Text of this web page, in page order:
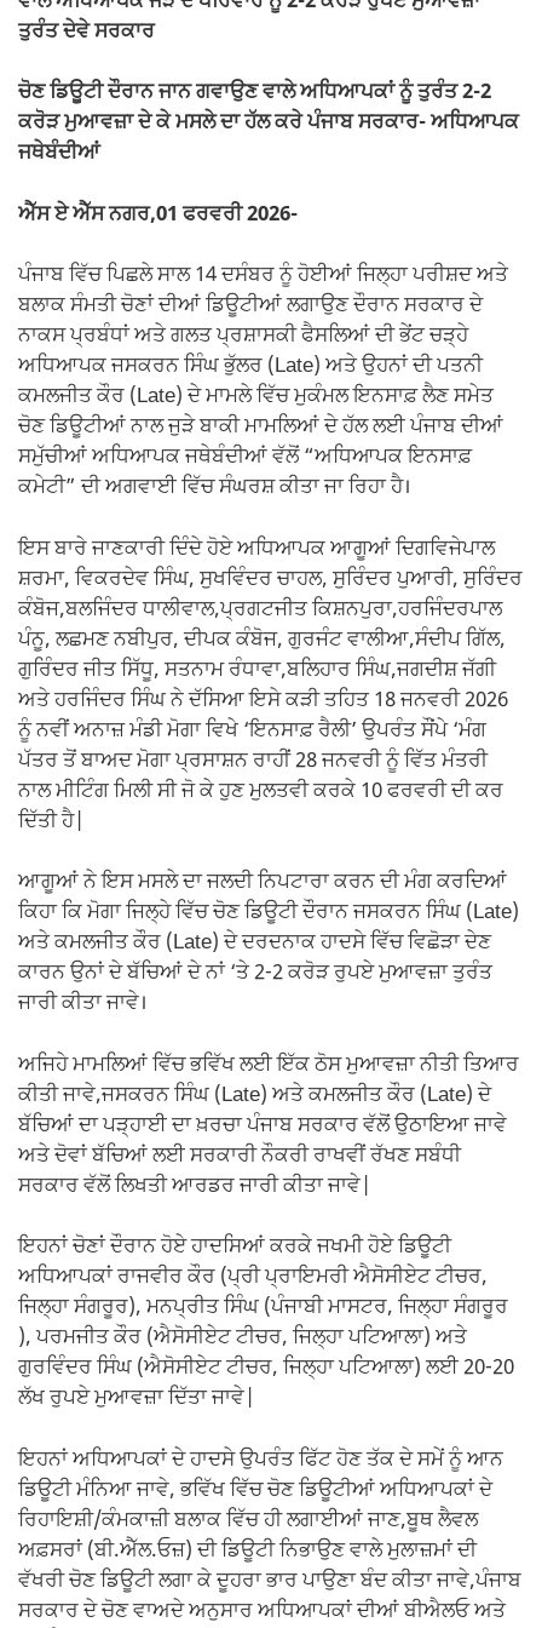
o
o
k
p
p k
ਤੁਰੰਤ ਦੇਵੇ ਸਰਕਾਰ
ਚੋਣ ਡਿਊਟੀ ਦੌਰਾਨ ਜਾਨ ਗਵਾਉਣ ਵਾਲੇ ਅਧਿਆਪਕਾਂ ਨੂੰ ਤੁਰੰਤ 2-2
ਕਰੋੜ ਮੁਆਵਜ਼ਾ ਦੇ ਕੇ ਮਸਲੇ ਦਾ ਹੱਲ ਕਰੇ ਪੰਜਾਬ ਸਰਕਾਰ- ਅਧਿਆਪਕ
ਜਥੇਬੰਦੀਆਂ
ਐੱਸ ਏ ਐੱਸ ਨਗਰ,01 ਫਰਵਰੀ 2026-
ਪੰਜਾਬ ਵਿੱਚ ਪਿਛਲੇ ਸਾਲ 14 ਦਸੰਬਰ ਨੂੰ ਹੋਈਆਂ ਜਿਲ੍ਹਾ ਪਰੀਸ਼ਦ ਅਤੇ
ਬਲਾਕ ਸੰਮਤੀ ਚੋਣਾਂ ਦੀਆਂ ਡਿਊਟੀਆਂ ਲਗਾਉਣ ਦੌਰਾਨ ਸਰਕਾਰ ਦੇ
ਨਾਕਸ ਪ੍ਰਬੰਧਾਂ ਅਤੇ ਗਲਤ ਪ੍ਰਸ਼ਾਸਕੀ ਫੈਸਲਿਆਂ ਦੀ ਭੇਂਟ ਚੜ੍ਹੇ
ਅਧਿਆਪਕ ਜਸਕਰਨ ਸਿੰਘ ਭੁੱਲਰ (Late) ਅਤੇ ਉਹਨਾਂ ਦੀ ਪਤਨੀ
ਕਮਲਜੀਤ ਕੌਰ (Late) ਦੇ ਮਾਮਲੇ ਵਿੱਚ ਮੁਕੰਮਲ ਇਨਸਾਫ਼ ਲੈਣ ਸਮੇਤ
ਚੋਣ ਡਿਊਟੀਆਂ ਨਾਲ ਜੁੜੇ ਬਾਕੀ ਮਾਮਲਿਆਂ ਦੇ ਹੱਲ ਲਈ ਪੰਜਾਬ ਦੀਆਂ
ਸਮੁੱਚੀਆਂ ਅਧਿਆਪਕ ਜਥੇਬੰਦੀਆਂ ਵੱਲੋਂ “ਅਧਿਆਪਕ ਇਨਸਾਫ਼
ਕਮੇਟੀ” ਦੀ ਅਗਵਾਈ ਵਿੱਚ ਸੰਘਰਸ਼ ਕੀਤਾ ਜਾ ਰਿਹਾ ਹੈ।
ਇਸ ਬਾਰੇ ਜਾਣਕਾਰੀ ਦਿੰਦੇ ਹੋਏ ਅਧਿਆਪਕ ਆਗੂਆਂ ਦਿਗਵਿਜੇਪਾਲ
ਸ਼ਰਮਾ, ਵਿਕਰਦੇਵ ਸਿੰਘ, ਸੁਖਵਿੰਦਰ ਚਾਹਲ, ਸੁਰਿੰਦਰ ਪੁਆਰੀ, ਸੁਰਿੰਦਰ
ਕੰਬੋਜ,ਬਲਜਿੰਦਰ ਧਾਲੀਵਾਲ,ਪ੍ਰਗਟਜੀਤ ਕਿਸ਼ਨਪੁਰਾ,ਹਰਜਿੰਦਰਪਾਲ
ਪੰਨੂ, ਲਛਮਣ ਨਬੀਪੁਰ, ਦੀਪਕ ਕੰਬੋਜ, ਗੁਰਜੰਟ ਵਾਲੀਆ,ਸੰਦੀਪ ਗਿੱਲ,
ਗੁਰਿੰਦਰ ਜੀਤ ਸਿੱਧੂ, ਸਤਨਾਮ ਰੰਧਾਵਾ,ਬਲਿਹਾਰ ਸਿੰਘ,ਜਗਦੀਸ਼ ਜੱਗੀ
ਅਤੇ ਹਰਜਿੰਦਰ ਸਿੰਘ ਨੇ ਦੱਸਿਆ ਇਸੇ ਕੜੀ ਤਹਿਤ 18 ਜਨਵਰੀ 2026
ਨੂੰ ਨਵੀਂ ਅਨਾਜ਼ ਮੰਡੀ ਮੋਗਾ ਵਿਖੇ ‘ਇਨਸਾਫ਼ ਰੈਲੀ’ ਉਪਰੰਤ ਸੌਂਪੇ ‘ਮੰਗ
ਪੱਤਰ ਤੋਂ ਬਾਅਦ ਮੋਗਾ ਪ੍ਰਸਾਸ਼ਨ ਰਾਹੀਂ 28 ਜਨਵਰੀ ਨੂੰ ਵਿੱਤ ਮੰਤਰੀ
ਨਾਲ ਮੀਟਿੰਗ ਮਿਲੀ ਸੀ ਜੋ ਕੇ ਹੁਣ ਮੁਲਤਵੀ ਕਰਕੇ 10 ਫਰਵਰੀ ਦੀ ਕਰ
ਦਿੱਤੀ ਹੈ|
ਆਗੂਆਂ ਨੇ ਇਸ ਮਸਲੇ ਦਾ ਜਲਦੀ ਨਿਪਟਾਰਾ ਕਰਨ ਦੀ ਮੰਗ ਕਰਦਿਆਂ
ਕਿਹਾ ਕਿ ਮੋਗਾ ਜਿਲ੍ਹੇ ਵਿੱਚ ਚੋਣ ਡਿਊਟੀ ਦੌਰਾਨ ਜਸਕਰਨ ਸਿੰਘ (Late)
ਅਤੇ ਕਮਲਜੀਤ ਕੌਰ (Late) ਦੇ ਦਰਦਨਾਕ ਹਾਦਸੇ ਵਿੱਚ ਵਿਛੋੜਾ ਦੇਣ
ਕਾਰਨ ਉਨਾਂ ਦੇ ਬੱਚਿਆਂ ਦੇ ਨਾਂ ‘ਤੇ 2-2 ਕਰੋੜ ਰੁਪਏ ਮੁਆਵਜ਼ਾ ਤੁਰੰਤ
ਜਾਰੀ ਕੀਤਾ ਜਾਵੇ।
ਅਜਿਹੇ ਮਾਮਲਿਆਂ ਵਿੱਚ ਭਵਿੱਖ ਲਈ ਇੱਕ ਠੋਸ ਮੁਆਵਜ਼ਾ ਨੀਤੀ ਤਿਆਰ
ਕੀਤੀ ਜਾਵੇ,ਜਸਕਰਨ ਸਿੰਘ (Late) ਅਤੇ ਕਮਲਜੀਤ ਕੌਰ (Late) ਦੇ
ਬੱਚਿਆਂ ਦਾ ਪੜ੍ਹਾਈ ਦਾ ਖ਼ਰਚਾ ਪੰਜਾਬ ਸਰਕਾਰ ਵੱਲੋਂ ਉਠਾਇਆ ਜਾਵੇ
ਅਤੇ ਦੋਵਾਂ ਬੱਚਿਆਂ ਲਈ ਸਰਕਾਰੀ ਨੌਕਰੀ ਰਾਖਵੀਂ ਰੱਖਣ ਸਬੰਧੀ
ਸਰਕਾਰ ਵੱਲੋਂ ਲਿਖਤੀ ਆਰਡਰ ਜਾਰੀ ਕੀਤਾ ਜਾਵੇ|
ਇਹਨਾਂ ਚੋਣਾਂ ਦੌਰਾਨ ਹੋਏ ਹਾਦਸਿਆਂ ਕਰਕੇ ਜਖਮੀ ਹੋਏ ਡਿਊਟੀ
ਅਧਿਆਪਕਾਂ ਰਾਜਵੀਰ ਕੌਰ (ਪ੍ਰੀ ਪ੍ਰਾਇਮਰੀ ਐਸੋਸੀਏਟ ਟੀਚਰ,
ਜਿਲ੍ਹਾ ਸੰਗਰੂਰ), ਮਨਪ੍ਰੀਤ ਸਿੰਘ (ਪੰਜਾਬੀ ਮਾਸਟਰ, ਜਿਲ੍ਹਾ ਸੰਗਰੂਰ
), ਪਰਮਜੀਤ ਕੌਰ (ਐਸੋਸੀਏਟ ਟੀਚਰ, ਜਿਲ੍ਹਾ ਪਟਿਆਲਾ) ਅਤੇ
ਗੁਰਵਿੰਦਰ ਸਿੰਘ (ਐਸੋਸੀਏਟ ਟੀਚਰ, ਜਿਲ੍ਹਾ ਪਟਿਆਲਾ) ਲਈ 20-20
ਲੱਖ ਰੁਪਏ ਮੁਆਵਜ਼ਾ ਦਿੱਤਾ ਜਾਵੇ|
ਇਹਨਾਂ ਅਧਿਆਪਕਾਂ ਦੇ ਹਾਦਸੇ ਉਪਰੰਤ ਫਿੱਟ ਹੋਣ ਤੱਕ ਦੇ ਸਮੇਂ ਨੂੰ ਆਨ
ਡਿਊਟੀ ਮੰਨਿਆ ਜਾਵੇ, ਭਵਿੱਖ ਵਿੱਚ ਚੋਣ ਡਿਊਟੀਆਂ ਅਧਿਆਪਕਾਂ ਦੇ
ਰਿਹਾਇਸ਼ੀ/ਕੰਮਕਾਜ਼ੀ ਬਲਾਕ ਵਿੱਚ ਹੀ ਲਗਾਈਆਂ ਜਾਣ,ਬੂਥ ਲੈਵਲ
ਅਫ਼ਸਰਾਂ (ਬੀ.ਐੱਲ.ਓਜ਼) ਦੀ ਡਿਊਟੀ ਨਿਭਾਉਣ ਵਾਲੇ ਮੁਲਾਜ਼ਮਾਂ ਦੀ
ਵੱਖਰੀ ਚੋਣ ਡਿਊਟੀ ਲਗਾ ਕੇ ਦੂਹਰਾ ਭਾਰ ਪਾਉਣਾ ਬੰਦ ਕੀਤਾ ਜਾਵੇ,ਪੰਜਾਬ
ਸਰਕਾਰ ਦੇ ਚੋਣ ਵਾਅਦੇ ਅਨੁਸਾਰ ਅਧਿਆਪਕਾਂ ਦੀਆਂ ਬੀਐਲਓ ਅਤੇ